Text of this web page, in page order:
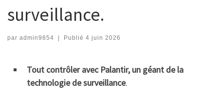
surveillance.
par admin9854 Publié 4 juin 2026
Tout contrôler avec Palantir, un géant de la
technologie de surveillance.